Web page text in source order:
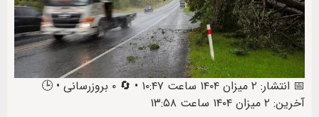
📅 انتشار: ۲ میزان ۱۴۰۴ ساعت ۱۰:۴۷ • 🔄 ۰ بروزرسانی • 🕒
آخرین: ۲ میزان ۱۴۰۴ ساعت ۱۳:۵۸